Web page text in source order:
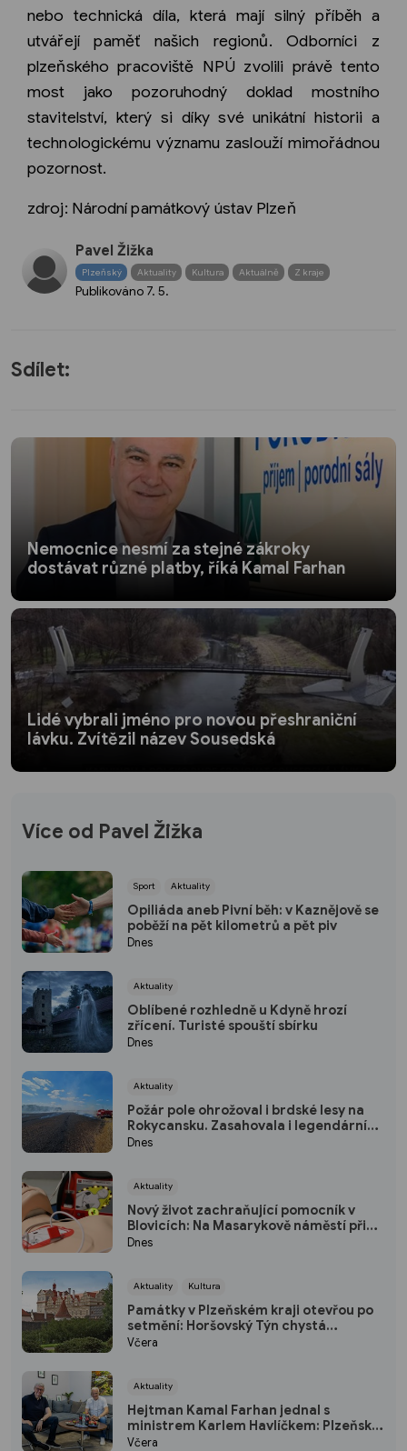
nebo technická díla, která mají silný příběh a
utvářejí paměť našich regionů. Odborníci z
plzeňského pracoviště NPÚ zvolili právě tento
most jako pozoruhodný doklad mostního
stavitelství, který si díky své unikátní historii a
technologickému významu zaslouží mimořádnou
pozornost.
zdroj: Národní památkový ústav Plzeň
Pavel Žižka
Plzeňský Aktuality Kultura Aktuálně Z kraje
Publikováno 7. 5.
Sdílet:
Nemocnice nesmí za stejné zákroky
dostávat různé platby, říká Kamal Farhan
Lidé vybrali jméno pro novou přeshraniční
lávku. Zvítězil název Sousedská
Více od Pavel Žižka
Sport Aktuality
Opiliáda aneb Pivní běh: v Kaznějově se
poběží na pět kilometrů a pět piv
Dnes
Aktuality
Oblíbené rozhledně u Kdyně hrozí
zřícení. Turisté spouští sbírku
Dnes
Aktuality
Požár pole ohrožoval i brdské lesy na
Rokycansku. Zasahovala i legendární
Praga V3S
Dnes
Aktuality
Nový život zachraňující pomocník v
Blovicích: Na Masarykově náměstí přibyl
veřejně přístupný defibrilátor
Dnes
Aktuality Kultura
Památky v Plzeňském kraji otevřou po
setmění: Horšovský Týn chystá
japonský program, Rabí osvítí svíčky
Včera
Aktuality
Hejtman Kamal Farhan jednal s
ministrem Karlem Havlíčkem: Plzeňský
kraj chce sázet na inovace a
Včera